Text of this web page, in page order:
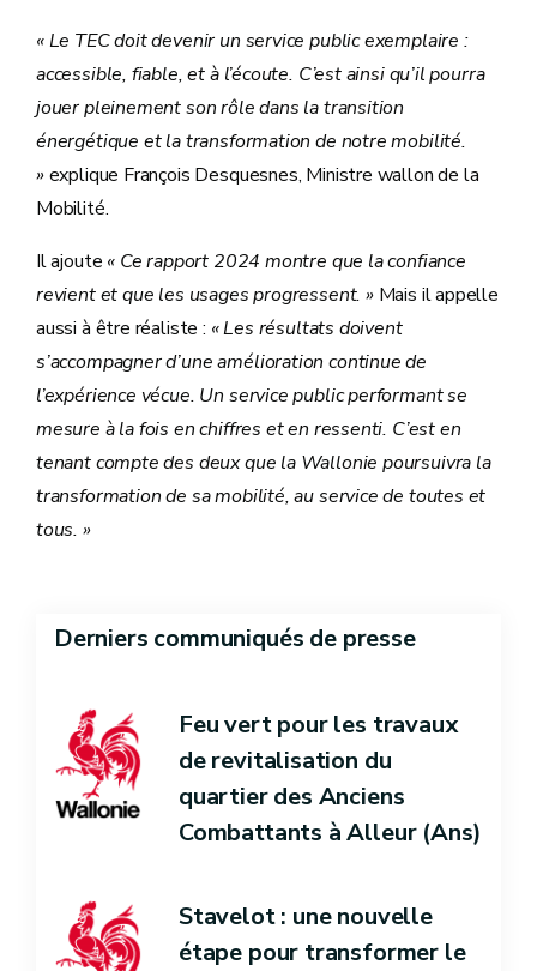
« Le TEC doit devenir un service public exemplaire :
accessible, fiable, et à l’écoute. C’est ainsi qu’il pourra
jouer pleinement son rôle dans la transition
énergétique et la transformation de notre mobilité.
»explique François Desquesnes, Ministre wallon de la
Mobilité.
Il ajoute « Ce rapport 2024 montre que la confiance
revient et que les usages progressent. » Mais il appelle
aussi à être réaliste : « Les résultats doivent
s’accompagner d’une amélioration continue de
l’expérience vécue. Un service public performant se
mesure à la fois en chiffres et en ressenti. C’est en
tenant compte des deux que la Wallonie poursuivra la
transformation de sa mobilité, au service de toutes et
tous. »
Derniers communiqués de presse
Feu vert pour les travaux
de revitalisation du
quartier des Anciens
Combattants à Alleur (Ans)
Stavelot : une nouvelle
étape pour transformer le